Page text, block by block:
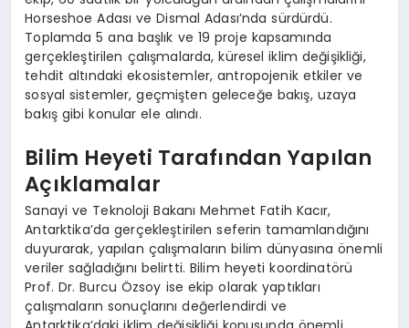
Horseshoe Adası ve Dismal Adası’nda sürdürdü.
Toplamda 5 ana başlık ve 19 proje kapsamında
gerçekleştirilen çalışmalarda, küresel iklim değişikliği,
tehdit altındaki ekosistemler, antropojenik etkiler ve
sosyal sistemler, geçmişten geleceğe bakış, uzaya
bakış gibi konular ele alındı.
Bilim Heyeti Tarafından Yapılan
Açıklamalar
Sanayi ve Teknoloji Bakanı Mehmet Fatih Kacır,
Antarktika’da gerçekleştirilen seferin tamamlandığını
duyurarak, yapılan çalışmaların bilim dünyasına önemli
veriler sağladığını belirtti. Bilim heyeti koordinatörü
Prof. Dr. Burcu Özsoy ise ekip olarak yaptıkları
çalışmaların sonuçlarını değerlendirdi ve